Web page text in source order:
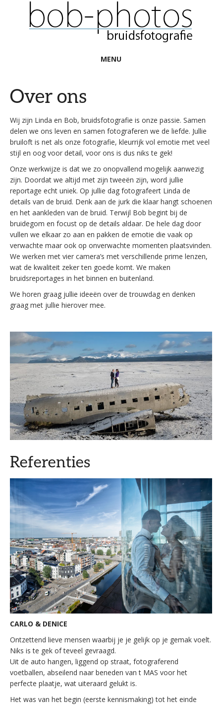
MENU
Over ons
Wij zijn Linda en Bob, bruidsfotografie is onze passie. Samen
delen we ons leven en samen fotograferen we de liefde. Jullie
bruiloft is net als onze fotografie, kleurrijk vol emotie met veel
stijl en oog voor detail, voor ons is dus niks te gek!
Onze werkwijze is dat we zo onopvallend mogelijk aanwezig
zijn. Doordat we altijd met zijn tweeën zijn, word jullie
reportage echt uniek. Op jullie dag fotografeert Linda de
details van de bruid. Denk aan de jurk die klaar hangt schoenen
en het aankleden van de bruid. Terwijl Bob begint bij de
bruidegom en focust op de details aldaar. De hele dag door
vullen we elkaar zo aan en pakken de emotie die vaak op
verwachte maar ook op onverwachte momenten plaatsvinden.
We werken met vier camera’s met verschillende prime lenzen,
wat de kwaliteit zeker ten goede komt. We maken
bruidsreportages in het binnen en buitenland.
We horen graag jullie ideeën over de trouwdag en denken
graag met jullie hierover mee.
Referenties
CARLO & DENICE
Ontzettend lieve mensen waarbij je je gelijk op je gemak voelt.
Niks is te gek of teveel gevraagd.
Uit de auto hangen, liggend op straat, fotograferend
voetballen, abseilend naar beneden van t MAS voor het
perfecte plaatje, wat uiteraard gelukt is.
Het was van het begin (eerste kennismaking) tot het einde